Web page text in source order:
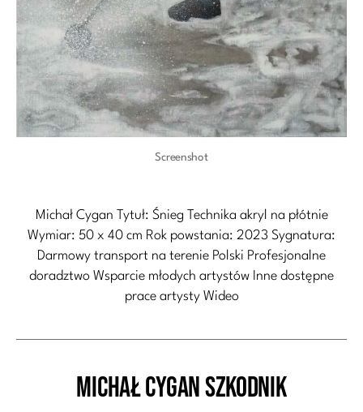
Screenshot
Michał Cygan Tytuł: Śnieg Technika akryl na płótnie
Wymiar: 50 x 40 cm Rok powstania: 2023 Sygnatura:
Darmowy transport na terenie Polski Profesjonalne
doradztwo Wsparcie młodych artystów Inne dostępne
prace artysty Wideo
Kategorie
Michał Cygan Szkodnik